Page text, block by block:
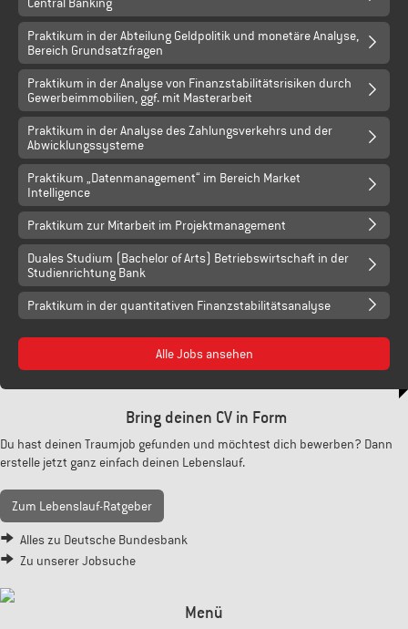
Praktikum in der Abteilung Geldpolitik und monetäre Analyse,
Bereich Grundsatzfragen
Praktikum in der Analyse von Finanzstabilitätsrisiken durch
Gewerbeimmobilien, ggf. mit Masterarbeit
Praktikum in der Analyse des Zahlungsverkehrs und der
Abwicklungssysteme
Praktikum „Datenmanagement“ im Bereich Market
Intelligence
Praktikum zur Mitarbeit im Projektmanagement
Duales Studium (Bachelor of Arts) Betriebswirtschaft in der
Studienrichtung Bank
Praktikum in der quantitativen Finanzstabilitätsanalyse
Alle Jobs ansehen
Bring deinen CV in Form
Du hast deinen Traumjob gefunden und möchtest dich bewerben? Dann
erstelle jetzt ganz einfach deinen Lebenslauf.
Zum Lebenslauf-Ratgeber
Alles zu Deutsche Bundesbank
Zu unserer Jobsuche
Menü